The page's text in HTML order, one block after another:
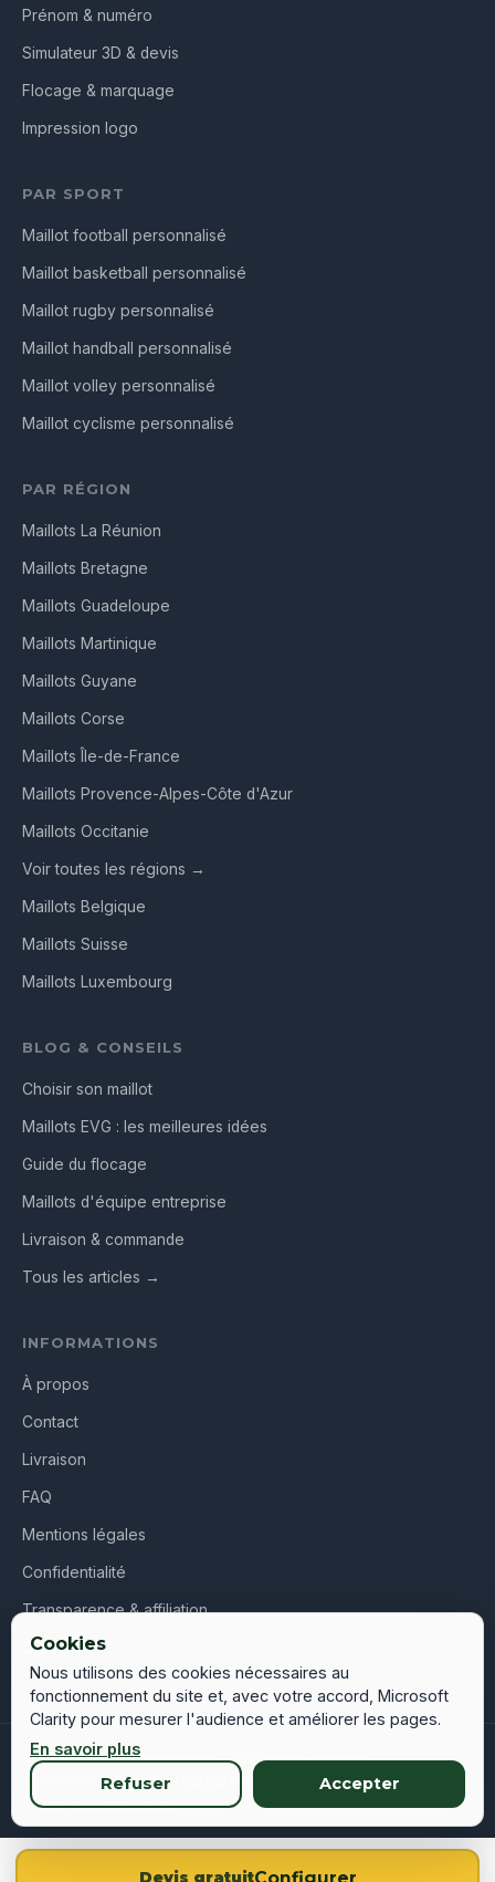
Prénom & numéro
Simulateur 3D & devis
Flocage & marquage
Impression logo
PAR SPORT
Maillot football personnalisé
Maillot basketball personnalisé
Maillot rugby personnalisé
Maillot handball personnalisé
Maillot volley personnalisé
Maillot cyclisme personnalisé
PAR RÉGION
Maillots La Réunion
Maillots Bretagne
Maillots Guadeloupe
Maillots Martinique
Maillots Guyane
Maillots Corse
Maillots Île-de-France
Maillots Provence-Alpes-Côte d'Azur
Maillots Occitanie
Voir toutes les régions →
Maillots Belgique
Maillots Suisse
Maillots Luxembourg
BLOG & CONSEILS
Choisir son maillot
Maillots EVG : les meilleures idées
Guide du flocage
Maillots d'équipe entreprise
Livraison & commande
Tous les articles →
INFORMATIONS
À propos
Contact
Livraison
FAQ
Mentions légales
Confidentialité
Transparence & affiliation
CGV
© 2026 Maillot Personnalisé – Tous droits réservés
Spécialiste dumaillot foot personnalisé
en France, Belgique,
Suisse et Luxembourg
Devis gratuitConfigurer
Cookies
Nous utilisons des cookies nécessaires au
fonctionnement du site et, avec votre accord, Microsoft
Clarity pour mesurer l'audience et améliorer les pages.
En savoir plus
Refuser Accepter